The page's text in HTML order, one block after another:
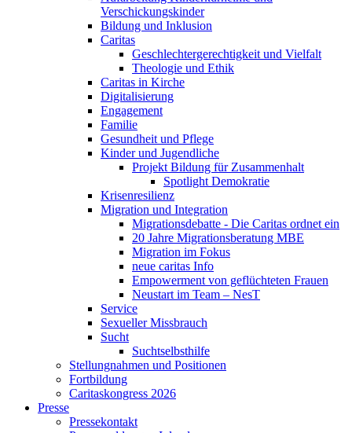
Verschickungskinder
Bildung und Inklusion
Caritas
Geschlechtergerechtigkeit und Vielfalt
Theologie und Ethik
Caritas in Kirche
Digitalisierung
Engagement
Familie
Gesundheit und Pflege
Kinder und Jugendliche
Projekt Bildung für Zusammenhalt
Spotlight Demokratie
Krisenresilienz
Migration und Integration
Migrationsdebatte - Die Caritas ordnet ein
20 Jahre Migrationsberatung MBE
Migration im Fokus
neue caritas Info
Empowerment von geflüchteten Frauen
Neustart im Team – NesT
Service
Sexueller Missbrauch
Sucht
Suchtselbsthilfe
Stellungnahmen und Positionen
Fortbildung
Caritaskongress 2026
Presse
Pressekontakt